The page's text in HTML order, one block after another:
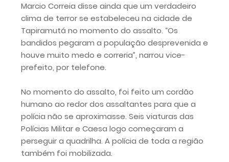
Marcio Correia disse ainda que um verdadeiro
clima de terror se estabeleceu na cidade de
Tapiramutá no momento do assalto. “Os
bandidos pegaram a população desprevenida e
houve muito medo e correria”, narrou vice-
prefeito, por telefone.
No momento do assalto, foi feito um cordão
humano ao redor dos assaltantes para que a
polícia não se aproximasse. Seis viaturas das
Polícias Militar e Caesa logo começaram a
perseguir a quadrilha. A polícia de toda a região
também foi mobilizada.